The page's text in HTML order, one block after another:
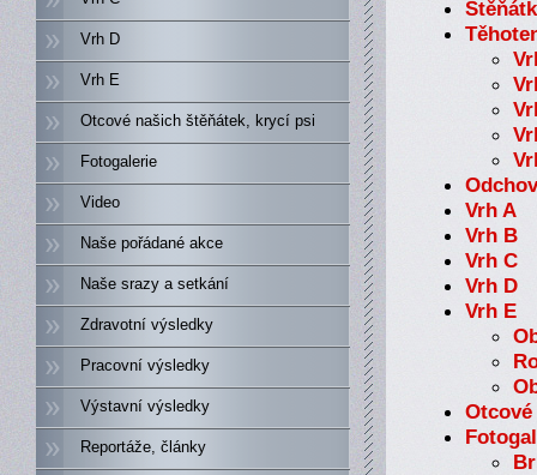
Vrh D
Vrh E
Otcové našich štěňátek, krycí psi
Fotogalerie
Video
Naše pořádané akce
Naše srazy a setkání
Zdravotní výsledky
Pracovní výsledky
Výstavní výsledky
Reportáže, články
Vrh A
Vrh B
Vrh C
Vrh D
Vrh E